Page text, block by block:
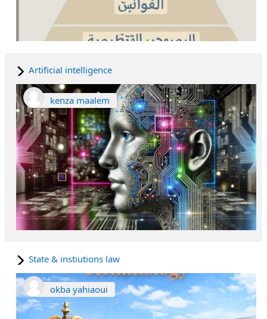
Artificial intelligence
kenza maalem
State & instiutions law
okba yahiaoui